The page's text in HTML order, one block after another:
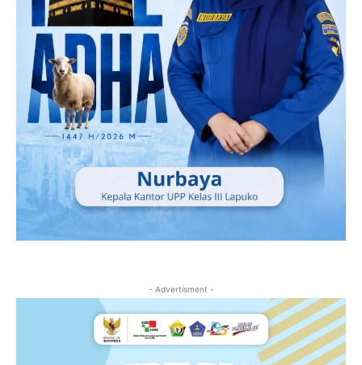
- Advertisment -